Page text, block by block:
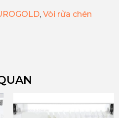
, Vòi rửa chén